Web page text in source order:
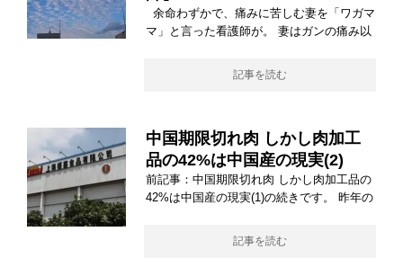
余命わずかで、痛みに苦しむ妻を「ワガマ
マ」と言った看護師が。 妻はガンの痛み以
記事を読む
中国期限切れ肉 しかし肉加工
品の42%は中国産の現実(2)
前記事：中国期限切れ肉 しかし肉加工品の
42%は中国産の現実(1)の続きです。 昨年の
記事を読む